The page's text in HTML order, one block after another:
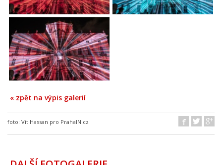
« zpět na výpis galerií
foto: Vít Hassan pro PrahaIN.cz